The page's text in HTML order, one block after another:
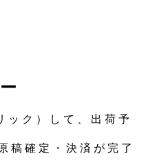
ック）して、出荷予
稿確定・決済が完了